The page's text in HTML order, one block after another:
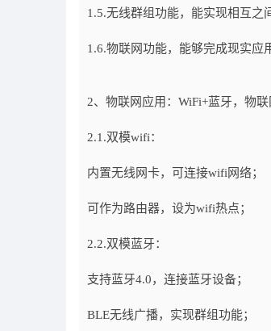
1.5.无线群组功能，能实现相互之
1.6.物联网功能，能够完成现实应
2、物联网应用：WiFi+蓝牙，物联
2.1.双模wifi：
内置无线网卡，可连接wifi网络；
可作为路由器，设为wifi热点；
2.2.双模蓝牙：
支持蓝牙4.0，连接蓝牙设备；
BLE无线广播，实现群组功能；